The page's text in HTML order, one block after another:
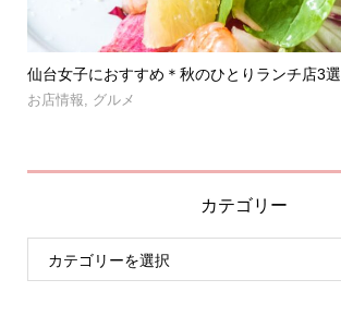
仙台女子におすすめ＊秋のひとりランチ店3選
お店情報, グルメ
カテゴリー